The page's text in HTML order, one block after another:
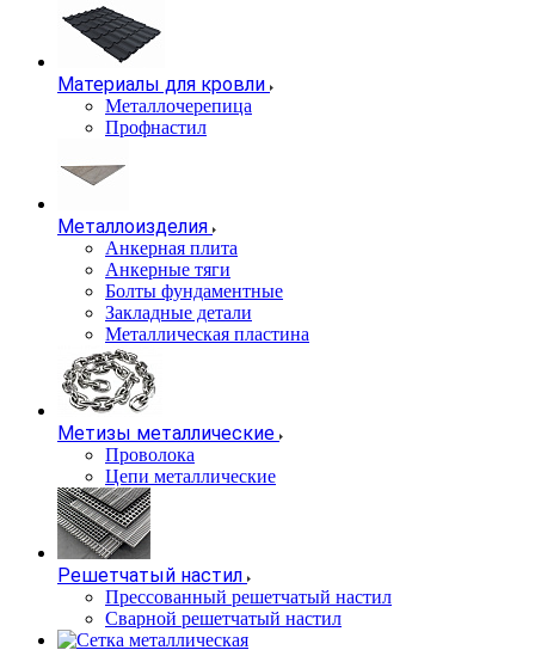
Материалы для кровли
Металлочерепица
Профнастил
Металлоизделия
Анкерная плита
Анкерные тяги
Болты фундаментные
Закладные детали
Металлическая пластина
Метизы металлические
Проволока
Цепи металлические
Решетчатый настил
Прессованный решетчатый настил
Сварной решетчатый настил